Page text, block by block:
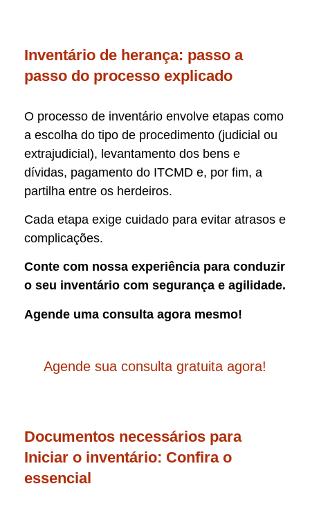
Inventário de herança: passo a
passo do processo explicado
O processo de inventário envolve etapas como
a escolha do tipo de procedimento (judicial ou
extrajudicial), levantamento dos bens e
dívidas, pagamento do ITCMD e, por fim, a
partilha entre os herdeiros.
Cada etapa exige cuidado para evitar atrasos e
complicações.
Conte com nossa experiência para conduzir
o seu inventário com segurança e agilidade.
Agende uma consulta agora mesmo!
Agende sua consulta gratuita agora!
Documentos necessários para
Iniciar o inventário: Confira o
essencial